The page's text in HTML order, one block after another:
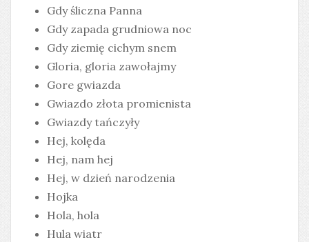
Gdy śliczna Panna
Gdy zapada grudniowa noc
Gdy ziemię cichym snem
Gloria, gloria zawołajmy
Gore gwiazda
Gwiazdo złota promienista
Gwiazdy tańczyły
Hej, kolęda
Hej, nam hej
Hej, w dzień narodzenia
Hojka
Hola, hola
Hula wiatr